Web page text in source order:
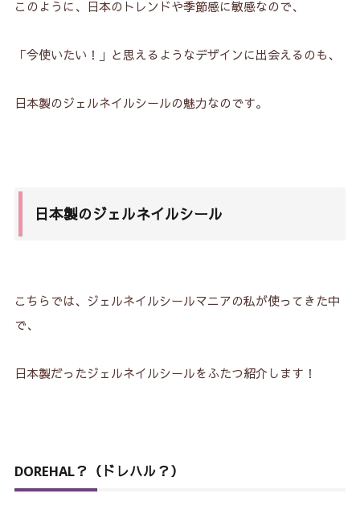
このように、日本のトレンドや季節感に敏感なので、
「今使いたい！」と思えるようなデザインに出会えるのも、
日本製のジェルネイルシールの魅力なのです。
日本製のジェルネイルシール
こちらでは、ジェルネイルシールマニアの私が使ってきた中
で、
日本製だったジェルネイルシールをふたつ紹介します！
DOREHAL？（ドレハル？）